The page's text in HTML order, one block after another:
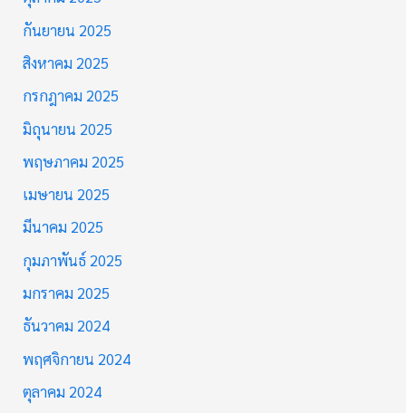
กันยายน 2025
สิงหาคม 2025
กรกฎาคม 2025
มิถุนายน 2025
พฤษภาคม 2025
เมษายน 2025
มีนาคม 2025
กุมภาพันธ์ 2025
มกราคม 2025
ธันวาคม 2024
พฤศจิกายน 2024
ตุลาคม 2024